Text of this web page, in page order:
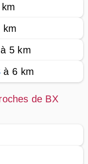
km
à 5 km
à 6 km
de BX